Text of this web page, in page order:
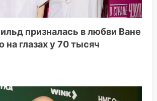
призналась в любви Ване
глазах у 70 тысяч